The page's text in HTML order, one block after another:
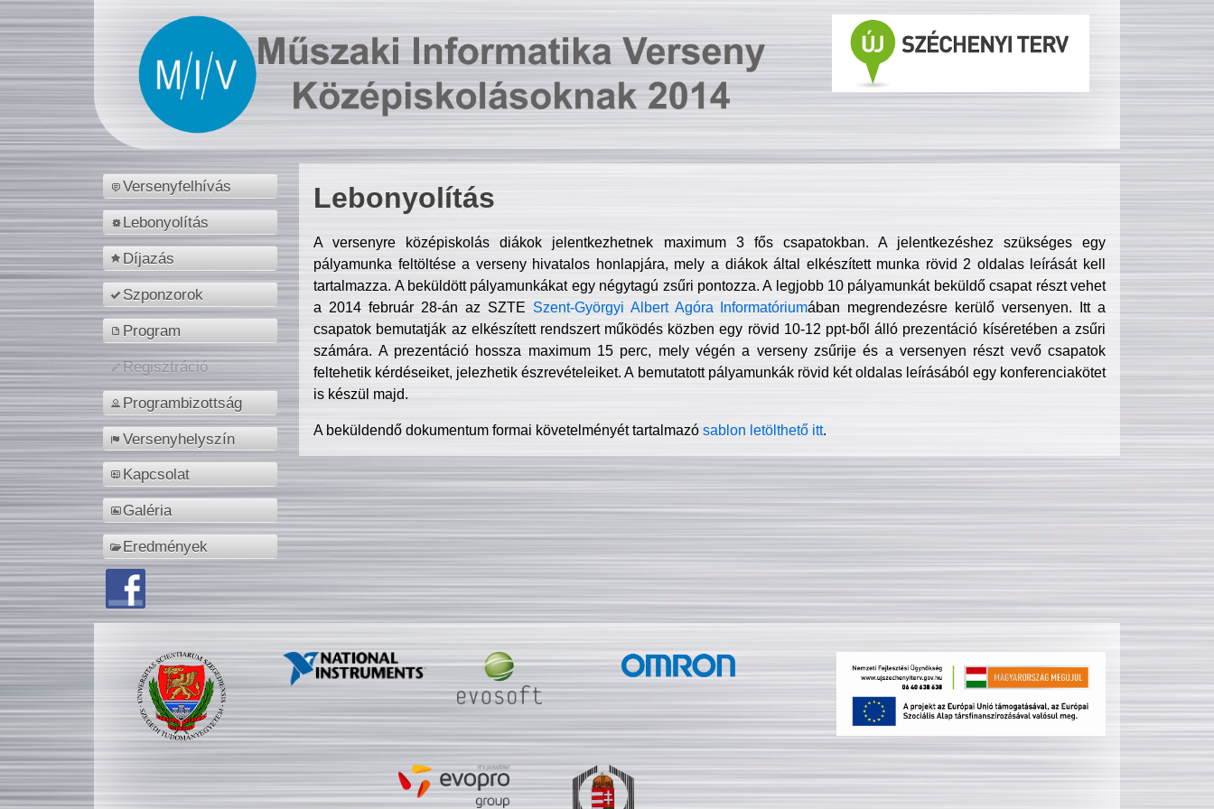
Versenyfelhívás
Lebonyolítás
Díjazás
Szponzorok
Program
Regisztráció
Programbizottság
Versenyhelyszín
Kapcsolat
Galéria
Eredmények
Lebonyolítás
A versenyre középiskolás diákok jelentkezhetnek maximum 3 fős csapatokban. A jelentkezéshez szükséges egy
pályamunka feltöltése a verseny hivatalos honlapjára, mely a diákok által elkészített munka rövid 2 oldalas leírását kell
tartalmazza. A beküldött pályamunkákat egy négytagú zsűri pontozza. A legjobb 10 pályamunkát beküldő csapat részt vehet
a 2014 február 28-án az SZTE Szent-Györgyi Albert Agóra Informatóriumában megrendezésre kerülő versenyen. Itt a
csapatok bemutatják az elkészített rendszert működés közben egy rövid 10-12 ppt-ből álló prezentáció kíséretében a zsűri
számára. A prezentáció hossza maximum 15 perc, mely végén a verseny zsűrije és a versenyen részt vevő csapatok
feltehetik kérdéseiket, jelezhetik észrevételeiket. A bemutatott pályamunkák rövid két oldalas leírásából egy konferenciakötet
is készül majd.
A beküldendő dokumentum formai követelményét tartalmazósablon letölthető itt.